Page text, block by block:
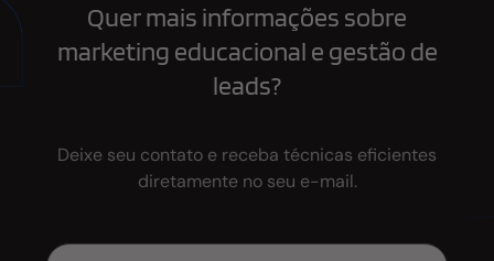
Quer mais informações sobre
marketing educacional e gestão de
leads?
Deixe seu contato e receba técnicas eficientes
diretamente no seu e-mail.